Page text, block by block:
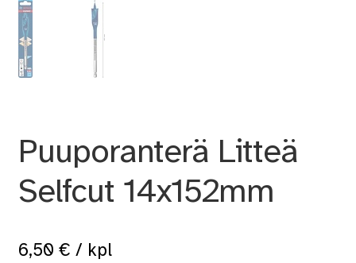
Puuporanterä Litteä
Selfcut 14x152mm
6,50 € / kpl